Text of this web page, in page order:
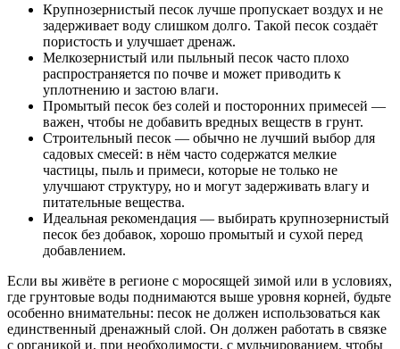
Крупнозернистый песок лучше пропускает воздух и не
задерживает воду слишком долго. Такой песок создаёт
пористость и улучшает дренаж.
Мелкозернистый или пыльный песок часто плохо
распространяется по почве и может приводить к
уплотнению и застою влаги.
Промытый песок без солей и посторонних примесей —
важен, чтобы не добавить вредных веществ в грунт.
Строительный песок — обычно не лучший выбор для
садовых смесей: в нём часто содержатся мелкие
частицы, пыль и примеси, которые не только не
улучшают структуру, но и могут задерживать влагу и
питательные вещества.
Идеальная рекомендация — выбирать крупнозернистый
песок без добавок, хорошо промытый и сухой перед
добавлением.
Если вы живёте в регионе с моросящей зимой или в условиях,
где грунтовые воды поднимаются выше уровня корней, будьте
особенно внимательны: песок не должен использоваться как
единственный дренажный слой. Он должен работать в связке
с органикой и, при необходимости, с мульчированием, чтобы